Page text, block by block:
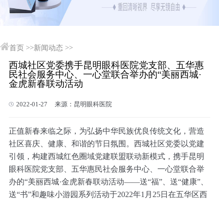
首页 >>新闻动态 >>
西城社区党委携手昆明眼科医院党支部、五华惠
民社会服务中心、一心堂联合举办的“美丽西城·
金虎新春联动活动
2022-01-27 来源：昆明眼科医院
正值新春来临之际，为弘扬中华民族优良传统文化，营造
社区喜庆、健康、和谐的节日氛围。西城社区党委以党建
引领，构建西城红色圈域党建联盟联动新模式，携手昆明
眼科医院党支部、五华惠民社会服务中心、一心堂联合举
办的“美丽西城·金虎新春联动活动——送“福”、送“健康”、
送“书”和趣味小游园系列活动于2022年1月25日在五华区西